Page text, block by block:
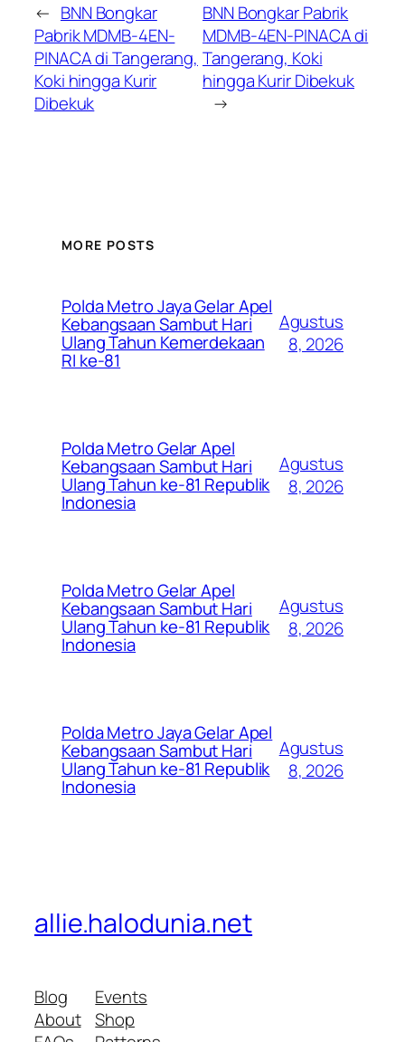
← BNN Bongkar
Pabrik MDMB-4EN-
PINACA di Tangerang,
Koki hingga Kurir
Dibekuk
BNN Bongkar Pabrik
MDMB-4EN-PINACA di
Tangerang, Koki
hingga Kurir Dibekuk
→
MORE POSTS
Polda Metro Jaya Gelar Apel
Kebangsaan Sambut Hari
Ulang Tahun Kemerdekaan
RI ke-81
Agustus
8, 2026
Polda Metro Gelar Apel
Kebangsaan Sambut Hari
Ulang Tahun ke-81 Republik
Indonesia
Agustus
8, 2026
Polda Metro Gelar Apel
Kebangsaan Sambut Hari
Ulang Tahun ke-81 Republik
Indonesia
Agustus
8, 2026
Polda Metro Jaya Gelar Apel
Kebangsaan Sambut Hari
Ulang Tahun ke-81 Republik
Indonesia
Agustus
8, 2026
allie.halodunia.net
Blog
About
Events
Shop